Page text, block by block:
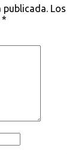
publicada. Los
*